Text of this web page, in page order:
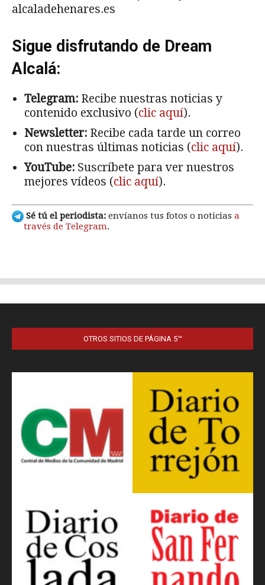
OTROS SITIOS DE PÁGINA 5™